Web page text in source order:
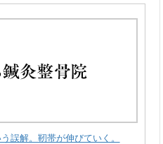
誤解。靭帯が伸びていく。